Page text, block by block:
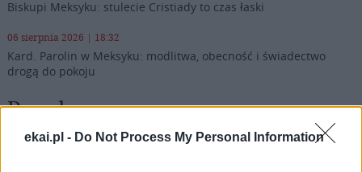
ekai.pl - Do Not Process My Personal Information
Biskupi Meksyku: stulecie Cristiady to czas łaski
06 sierpnia 2026 | 18:32
Kard. Parolin w Meksyku: modlitwa, obecność i świadectwo
drogą do pokoju
Popularne